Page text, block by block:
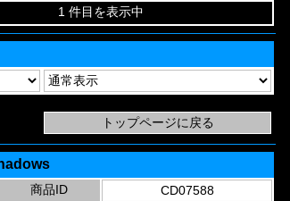
1 件目を表示中
商品ID
CD07588